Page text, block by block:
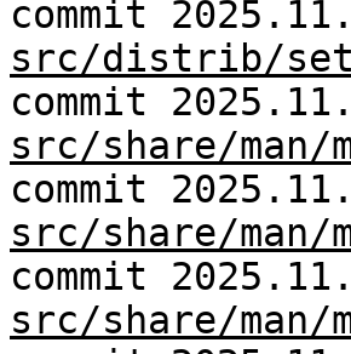
commit
src/distrib/
commit
src/share/man/
commit
src/share/man/
commit
src/share/man/